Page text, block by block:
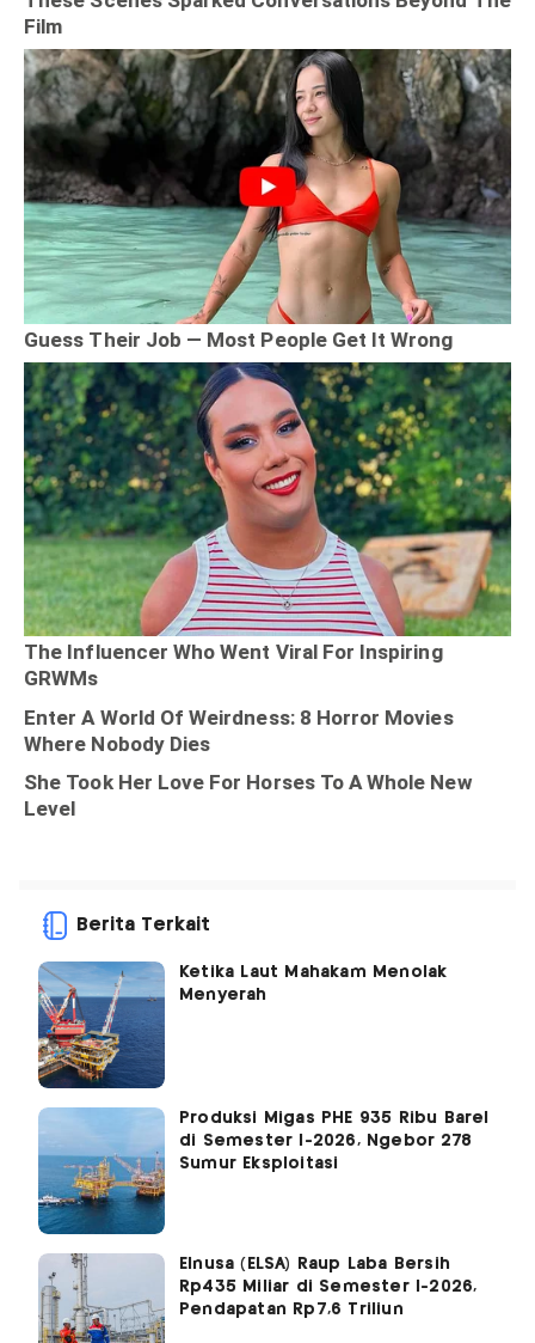
Berita Terkait
Ketika Laut Mahakam Menolak
Menyerah
Produksi Migas PHE 935 Ribu Barel
di Semester I-2026, Ngebor 278
Sumur Eksploitasi
Elnusa (ELSA) Raup Laba Bersih
Rp435 Miliar di Semester I-2026,
Pendapatan Rp7,6 Triliun